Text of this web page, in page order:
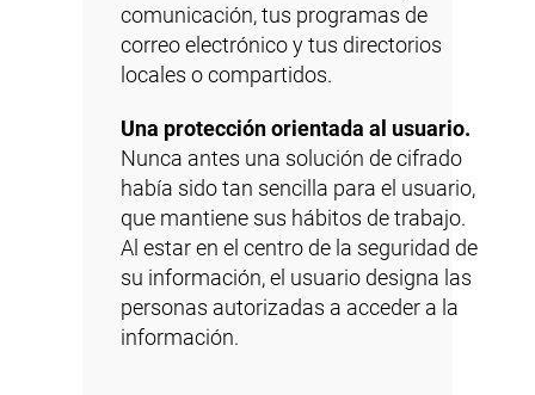
comunicación, tus programas de
correo electrónico y tus directorios
locales o compartidos.
Una protección orientada al usuario.
Nunca antes una solución de cifrado
había sido tan sencilla para el usuario,
que mantiene sus hábitos de trabajo.
Al estar en el centro de la seguridad de
su información, el usuario designa las
personas autorizadas a acceder a la
información.